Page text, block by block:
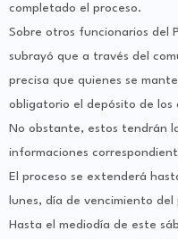
completado el proceso.
Sobre otros funcionarios del
subrayó que a través del
precisa que quienes se
obligatorio el depósito de los
No obstante, estos tendrán
informaciones
El proceso se extenderá
lunes, día de vencimiento
Hasta el mediodía de este